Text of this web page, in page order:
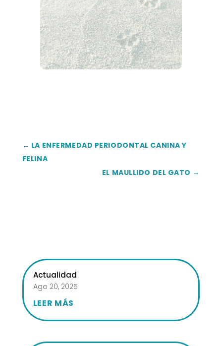
← LA ENFERMEDAD PERIODONTAL CANINA Y
FELINA
EL MAULLIDO DEL GATO →
Actualidad
Ago 20, 2025
LEER MÁS